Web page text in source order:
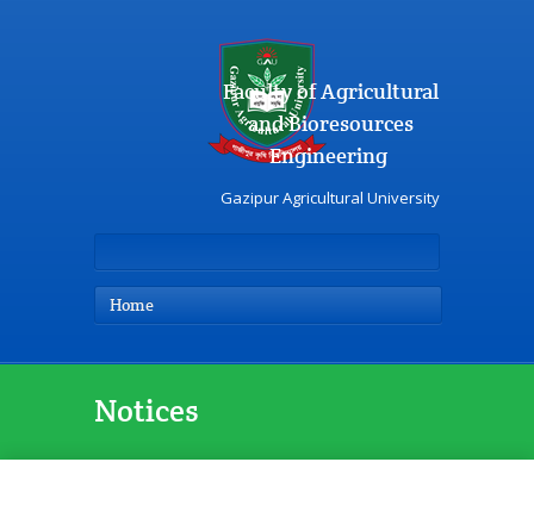
Faculty of Agricultural
and Bioresources
Engineering
Gazipur Agricultural University
Home
Notices